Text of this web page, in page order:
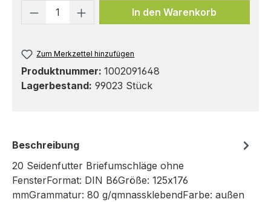
Produkt Anzahl: Gib den
In den Warenkorb
Zum Merkzettel hinzufügen
Produktnummer: 1002091648
Lagerbestand: 99023 Stück
Beschreibung
20 Seidenfutter Briefumschläge ohne
FensterFormat: DIN B6Größe: 125x176
mmGrammatur: 80 g/qmnassklebendFarbe: außen